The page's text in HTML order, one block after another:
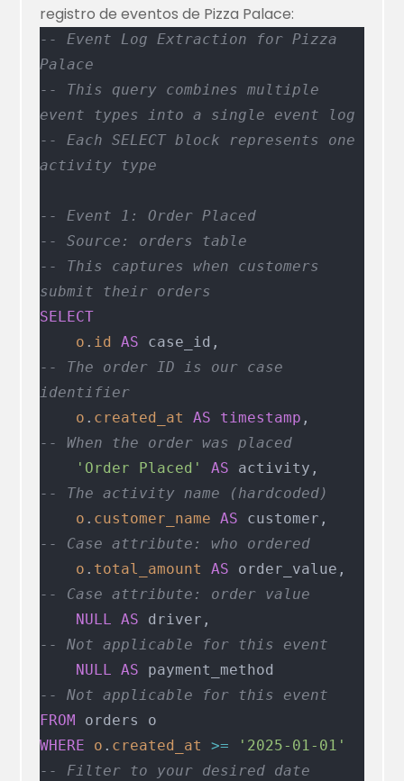
registro de eventos de Pizza Palace:
-- Event Log Extraction for Pizza
Palace
-- This query combines multiple
event types into a single event log
-- Each SELECT block represents one
activity type
-- Event 1: Order Placed
-- Source: orders table
-- This captures when customers
submit their orders
SELECT
    o
. id AS
-- The order ID is our case
identifier
    o
. created_at AS timestamp
-- When the order was placed
    'Order Placed'
AS
-- The activity name (hardcoded)
    o
. customer_name AS
-- Case attribute: who ordered
    o
. total_amount AS
-- Case attribute: order value
    NULL
AS
-- Not applicable for this event
    NULL
AS
-- Not applicable for this event
FROM
orders o
WHERE o . created_at >= '2025-01-01'
-- Filter to your desired date